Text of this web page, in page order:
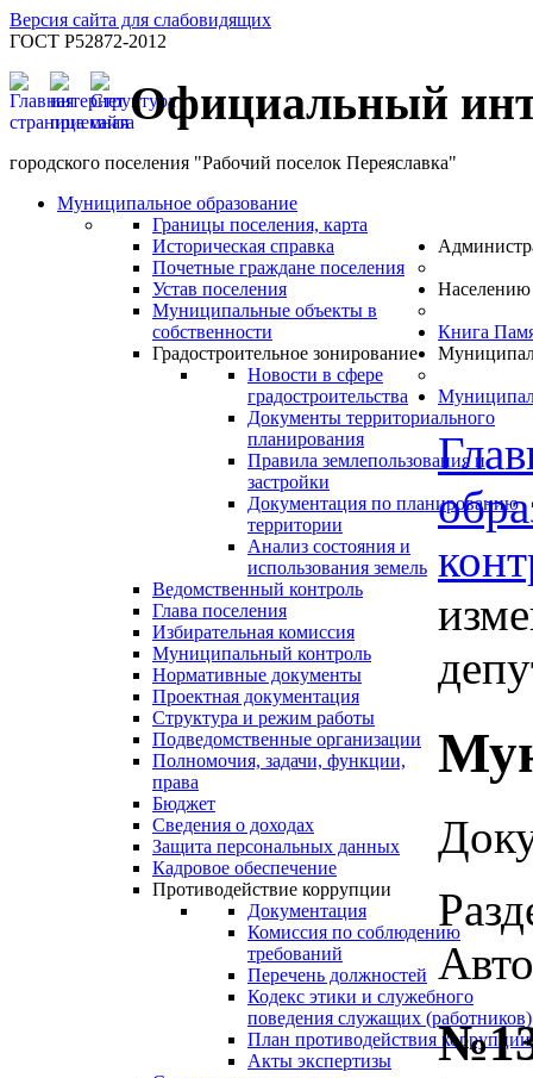
Версия сайта для слабовидящих
ГОСТ Р52872-2012
Официальный
городского поселения "Рабочий поселок Переяславка"
Муниципальное образование
Границы поселения, карта
Историческая справка
Почетные граждане поселения
Устав поселения
Муниципальные объекты в
собственности
Градостроительное зонирование
Новости в сфере
градостроительства
Документы территориального
планирования
Правила землепользования и
застройки
Документация по планированию
территории
Анализ состояния и
использования земель
Ведомственный контроль
Глава поселения
Избирательная комиссия
Муниципальный контроль
Нормативные документы
Проектная документация
Структура и режим работы
Подведомственные организации
Полномочия, задачи, функции,
права
Бюджет
Сведения о доходах
Защита персональных данных
Кадровое обеспечение
Противодействие коррупции
Документация
Комиссия по соблюдению
требований
Перечень должностей
Кодекс этики и служебного
поведения служащих (работников)
План противодействия коррупции
Акты экспертизы
Населению
Книга